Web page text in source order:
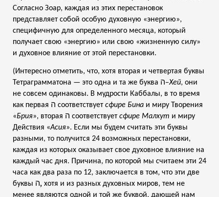
Согласно Зоар, каждая из этих перестановок
представляет собой особую духовную «энергию»,
специфичную для определенного месяца, который
получает свою «энергию» или свою «жизненную силу»
и духовное влияние от этой перестановки.
(Интересно отметить, что, хотя вторая и четвертая буквы
Тетраграмматона — это одна и та же буква ה–Хей, они
не совсем одинаковы. В мудрости Каббалы, в то время
как первая ה соответствует сфире Бина и миру Творения
«Брия», вторая ה соответствует сфире Малхут и миру
Действия «Асия». Если мы будем считать эти буквы
разными, то получится 24 возможных перестановки,
каждая из которых оказывает свое духовное влияние на
каждый час дня. Причина, по которой мы считаем эти 24
часа как два раза по 12, заключается в том, что эти две
буквы
ה, хотя и из разных духовных миров, тем не
менее являются одной и той же буквой, дающей нам